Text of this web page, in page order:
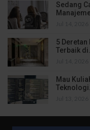
Sedang
5
Terbaik di…
Mau
Teknologi…